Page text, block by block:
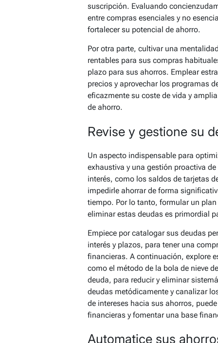
suscripción. Evaluando
entre compras esenciales y no
fortalecer su potencial de ahorro.
Por otra parte, cultivar una
rentables para sus compras
plazo para sus ahorros. Emplear
precios y aprovechar los programas
eficazmente su coste de vida y
de ahorro.
Revise y gestione su
Un aspecto indispensable para
exhaustiva y una gestión proactiva
interés, como los saldos de tarjetas
impedirle ahorrar de forma
tiempo. Por lo tanto, formular un
eliminar estas deudas es primordial
Empiece por catalogar sus deudas
interés y plazos, para tener una
financieras. A continuación, explore
como el método de la bola de nieve
deuda, para reducir y eliminar
deudas metódicamente y canalizar
de intereses hacia sus ahorros,
financieras y fomentar una base
Automatice sus